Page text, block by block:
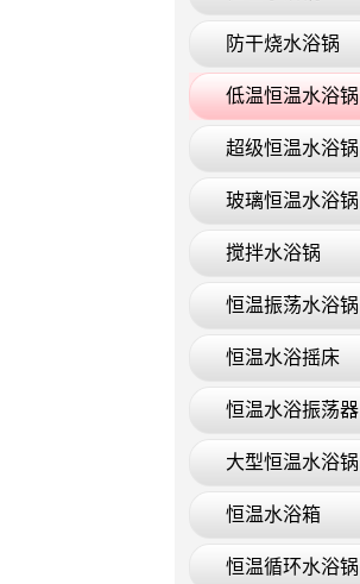
防干烧水浴锅
低温恒温水浴锅
超级恒温水浴锅
玻璃恒温水浴锅
搅拌水浴锅
恒温振荡水浴锅
恒温水浴摇床
恒温水浴振荡器
大型恒温水浴锅
恒温水浴箱
恒温循环水浴锅